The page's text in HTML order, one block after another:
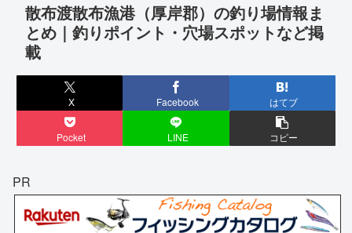
散布渡散布漁港（厚岸郡）の釣り場情報ま
とめ｜釣りポイント・穴場スポットなど掲
載
X Facebook はてブ
Pocket LINE コピー
PR